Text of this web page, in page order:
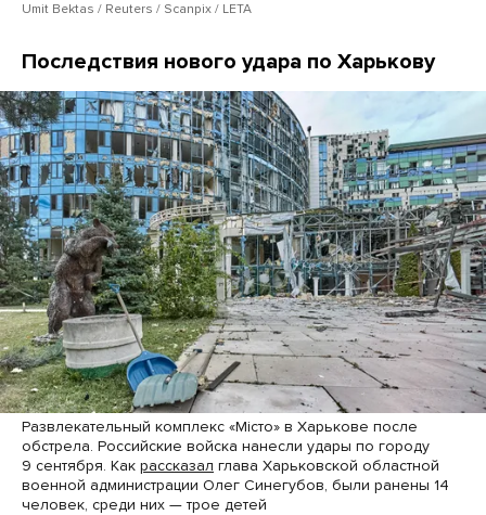
Umit Bektas / Reuters / Scanpix / LETA
Последствия нового удара по Харькову
Развлекательный комплекс «Місто» в Харькове после
обстрела. Российские войска нанесли удары по городу
9 сентября. Как рассказал глава Харьковской областной
военной администрации Олег Синегубов, были ранены 14
человек, среди них — трое детей